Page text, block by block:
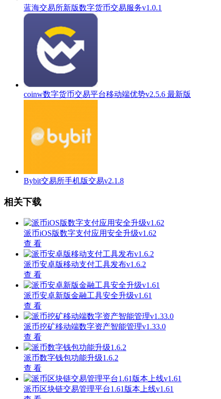
蓝海交易所新版数字货币交易服务v1.0.1
coinw数字货币交易平台移动端优势v2.5.6 最新版
Bybit交易所手机版交易v2.1.8
相关下载
派币iOS版数字支付应用安全升级v1.62
查 看
派币安卓版移动支付工具发布v1.6.2
查 看
派币安卓新版金融工具安全升级v1.61
查 看
派币挖矿移动端数字资产智能管理v1.33.0
查 看
派币数字钱包功能升级1.6.2
查 看
派币区块链交易管理平台1.61版本上线v1.61